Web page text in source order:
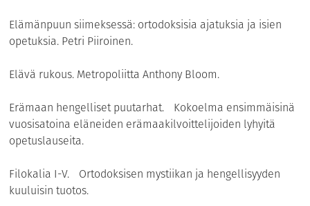
Elämänpuun siimeksessä: ortodoksisia ajatuksia ja isien
opetuksia. Petri Piiroinen.
Elävä rukous. Metropoliitta Anthony Bloom.
Erämaan hengelliset puutarhat. Kokoelma ensimmäisinä
vuosisatoina eläneiden erämaakilvoittelijoiden lyhyitä
opetuslauseita.
Filokalia I-V. Ortodoksisen mystiikan ja hengellisyyden
kuuluisin tuotos.